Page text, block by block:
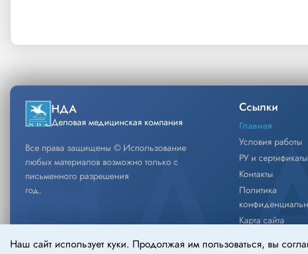
НДА
Деловая медицинская компания
Все права защищены © Использование
любых материалов возможно только с
письменного разрешения
год.
Ссылки
Главная
Условия работы
РУ и сертификаты
Контакты
Политика
Карта сайта
Наш сайт использует куки. Продолжая им пользоваться, вы